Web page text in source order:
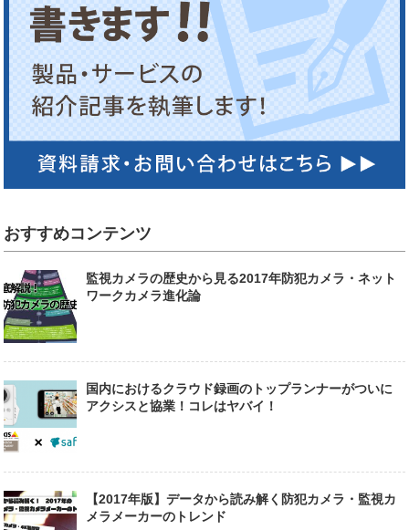
おすすめコンテンツ
監視カメラの歴史から見る2017年防犯カメラ・ネット
ワークカメラ進化論
国内におけるクラウド録画のトップランナーがついに
アクシスと協業！コレはヤバイ！
【2017年版】データから読み解く防犯カメラ・監視カ
メラメーカーのトレンド